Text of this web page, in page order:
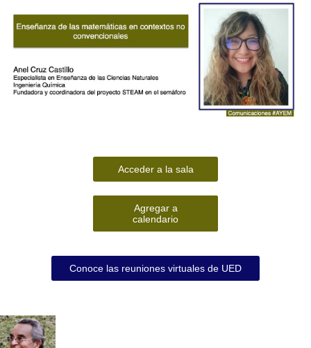
Acceder a la sala
Agregar a
calendario
Conoce las reuniones virtuales de UED